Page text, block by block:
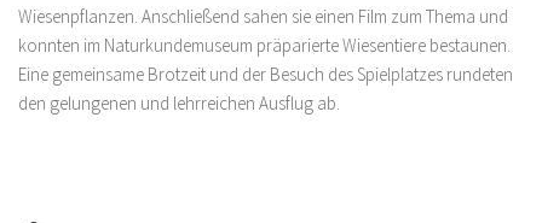
Wiesenpflanzen. Anschließend sahen sie einen Film zum Thema und
konnten im Naturkundemuseum präparierte Wiesentiere bestaunen.
Eine gemeinsame Brotzeit und der Besuch des Spielplatzes rundeten
den gelungenen und lehrreichen Ausflug ab.